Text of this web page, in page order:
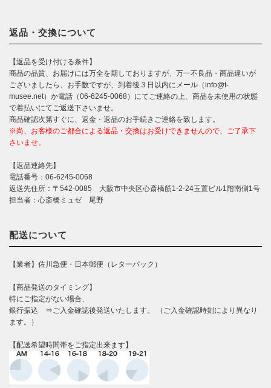
返品・交換について
【返品を受け付ける条件】
商品の品質、お届けには万全を期しておりますが、万一不良品・商品違いが
ございましたら、お手数ですが、到着後３日以内にメール（info@t-
musee.net）か電話（06-6245-0068）にてご連絡の上、商品を未使用の状態
で着払いにてご返送下さいませ。
商品確認次第すぐに、返金・返品のお手続きご連絡を致します。
※尚、お客様のご都合による返品・交換はお受けできませんので、ご了承下
さいませ。
【返品連絡先】
電話番号：06-6245-0068
返送先住所：〒542-0085 大阪市中央区心斎橋筋1-2-24玉置ビル1階南側1号
担当者：心斎橋ミュゼ 尾野
配送について
【業者】佐川急便・日本郵便（レターパック）
【商品発送のタイミング】
特にご指定がない場合、
銀行振込 ⇒ご入金確認後発送いたします。 （ご入金確認時刻により異なり
ます。）
【配送希望時間帯をご指定出来ます】